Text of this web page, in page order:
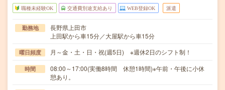
職種未経験OK 交通費別途支給あり WEB登録OK 派遣
勤務地
長野県上田市
上田駅から車15分／大屋駅から車15分
曜日頻度 月～金・土・日・祝(週5日) ※週休2日のシフト制！
時間
08:00～17:00(実働8時間 休憩1時間)※午前・午後に小休
憩あり。